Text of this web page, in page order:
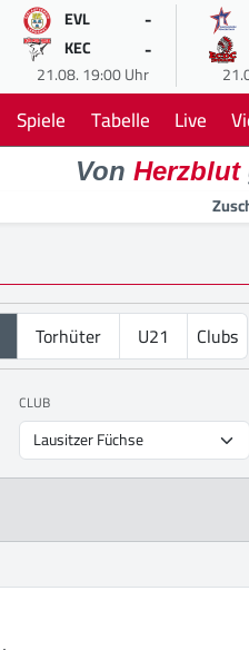
EVL -
KEC -
21.08. 19:00 Uhr
Spiele Tabelle Live
Von Herzblut
Torhüter U21 Clubs
CLUB